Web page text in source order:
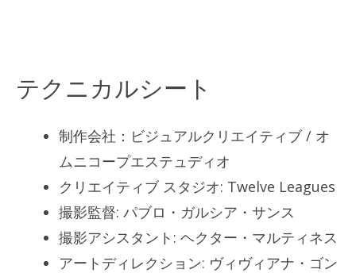
テクニカルシート
制作会社：ビジュアルクリエイティブ / オ
ムニコープエステュディオ
クリエイティブ スタジオ: Twelve Leagues
撮影監督: パブロ・ガルシア・サンス
撮影アシスタント: ヘクター・マルティネス
アートディレクション: ヴィヴィアナ・ゴン